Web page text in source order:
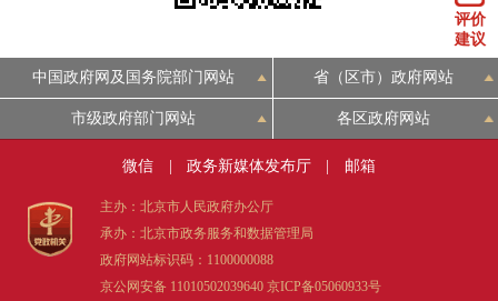
利企服务
中介服务 阳光政务
政民互动
参与调查 在线访谈
评价
建议
中国政府网及国务院部门网站 省（区市）政府网站
市级政府部门网站 各区政府网站
微信 政务新媒体发布厅 邮箱
主办：北京市人民政府办公厅
承办：北京市政务服务和数据管理局
政府网站标识码：1100000088
京公网安备 11010502039640 京ICP备05060933号